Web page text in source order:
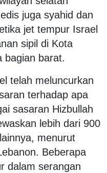
juga syahid dan
jet tempur Israel
sipil di Kota
bagian barat.
telah meluncurkan
terhadap apa
sasaran Hizbullah
lebih dari 900
menurut
Beberapa
dalam serangan